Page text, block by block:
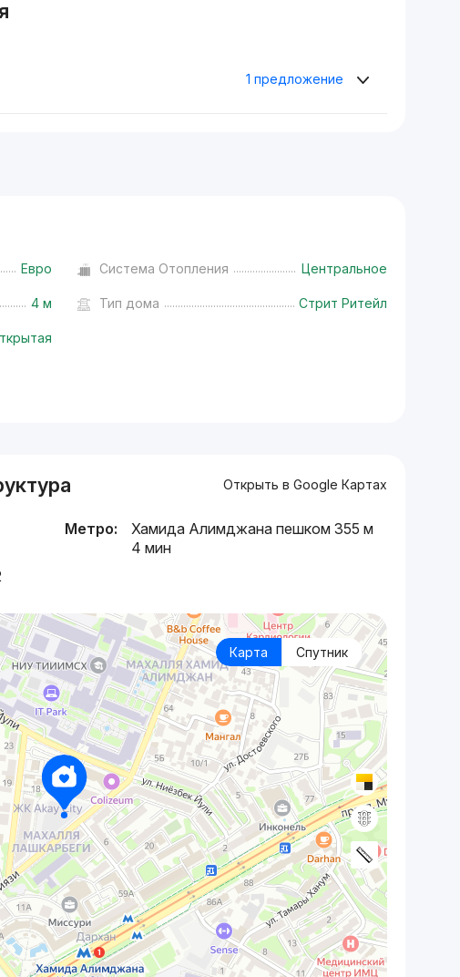
1 предложение
Евро Система Отопления Центральное
4 м Тип дома Стрит Ритейл
Открыть в Google Картах
Метро:
Хамида Алимджана пешком 355 м
4 мин
Карта Спутник